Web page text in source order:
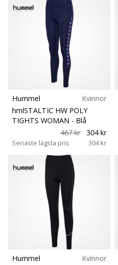
Hummel
Kvinnor
hmlSTALTIC HW POLY
TIGHTS WOMAN - Blå
467 kr
304 kr
Senaste lägsta pris 304 kr
Hummel
Kvinnor